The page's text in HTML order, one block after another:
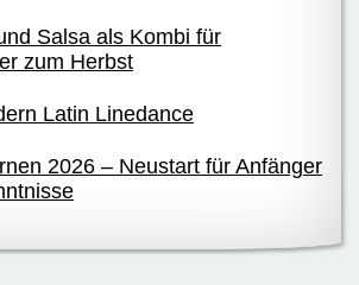
Salsa als Kombi für
zum Herbst
Latin Linedance
2026 – Neustart für Anfänger